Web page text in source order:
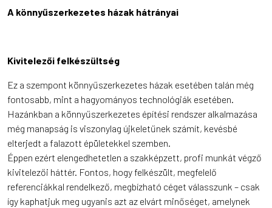
A könnyűszerkezetes házak hátrányai
Kivitelezői felkészültség
Ez a szempont könnyűszerkezetes házak esetében talán még
fontosabb, mint a hagyományos technológiák esetében.
Hazánkban a könnyűszerkezetes építési rendszer alkalmazása
még manapság is viszonylag újkeletűnek számít, kevésbé
elterjedt a falazott épületekkel szemben.
Éppen ezért elengedhetetlen a szakképzett, profi munkát végző
kivitelezői háttér. Fontos, hogy felkészült, megfelelő
referenciákkal rendelkező, megbízható céget válasszunk – csak
így kaphatjuk meg ugyanis azt az elvárt minőséget, amelynek